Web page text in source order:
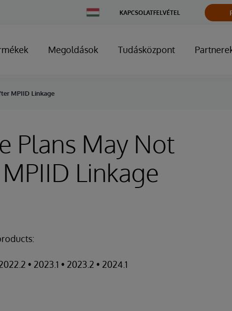
Change
Country
KAPCSOLATFELVÉTEL
Megoldások Tudásközpont
MPIID Linkage
Plans May Not
Linkage
• 2023.1 • 2023.2 • 2024.1